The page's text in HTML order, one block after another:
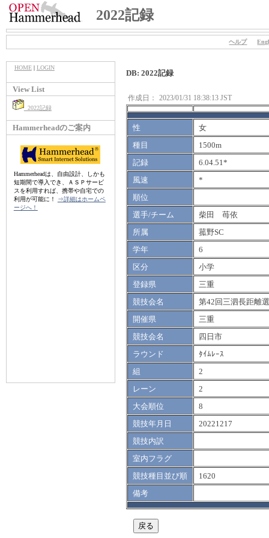
2022記録
ヘルプ
HOME| LOGIN
View List
2022記録
Hammerheadのご案内
Hammerheadは、自由設計、しかも
短期間で導入でき、ＡＳＰサービ
スを利用すれば、携帯や自宅での
利用が可能に！
⇒詳細はホームペ
ージへ！
DB: 2022記録
作成日： 2023/01/31 18:38:13 JST
性
女
種目
1500m
記録
6.04.51*
風速
*
順位
選手/チーム
柴田 苺依
所属
菰野SC
学年
6
区分
小学
登録県
三重
競技会名
第42回三泗長距離
開催県
三重
競技会名
四日市
ラウンド
ﾀｲﾑﾚｰｽ
組
2
レーン
2
大会順位
8
競技年月日
20221217
競技内訳
室内フラグ
競技種目並び順
1620
備考